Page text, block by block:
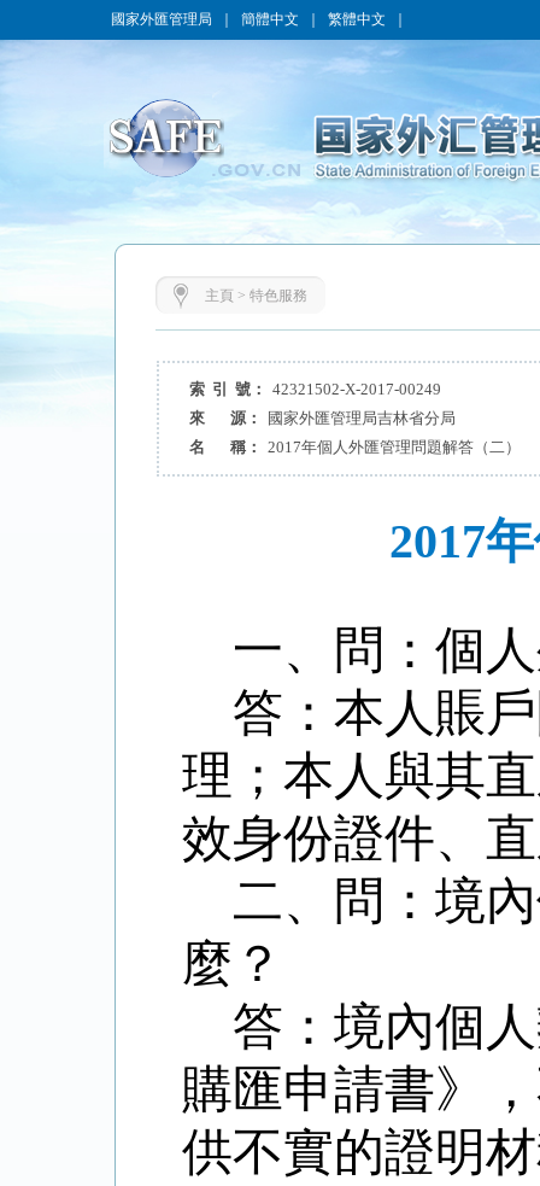
國家外匯管理局 簡體中文 繁體中文
主頁 > 特色服務
索 引 號：
42321502-X-2017-00249
來 源：
國家外匯管理局吉林省分局
名 稱：
2017年個人外匯管理問題解答（二）
2017
一、問：個
答：本人賬
理；本人與其
效身份證件、
二、問：境
麼？
答：境內個
購匯申請書》
供不實的證明